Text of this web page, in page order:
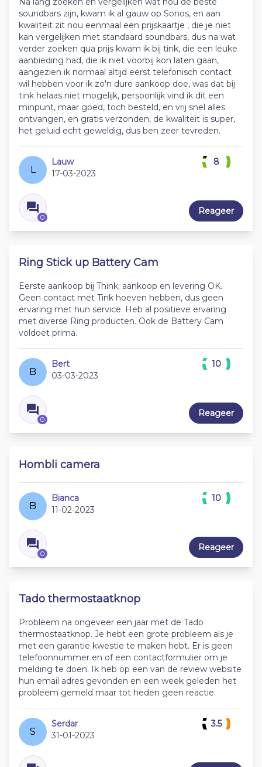
soundbars zijn, kwam ik al gauw op Sonos, en aan
kwaliteit zit nou eenmaal een prijskaartje , die je niet
kan vergelijken met standaard soundbars, dus na wat
verder zoeken qua prijs kwam ik bij tink, die een leuke
aanbieding had, die ik niet voorbij kon laten gaan,
aangezien ik normaal altijd eerst telefonisch contact
wil hebben voor ik zo'n dure aankoop doe, was dat bij
tink helaas niet mogelijk, persoonlijk vind ik dit een
minpunt, maar goed, toch besteld, en vrij snel alles
ontvangen, en gratis verzonden, de kwaliteit is super,
het geluid echt geweldig, dus ben zeer tevreden.
L
Lauw
17-03-2023
0
8
Reageer
Ring Stick up Battery Cam
Eerste aankoop bij Think; aankoop en levering OK.
Geen contact met Tink hoeven hebben, dus geen
ervaring met hun service. Heb al positieve ervaring
met diverse Ring producten. Ook de Battery Cam
voldoet prima.
B
Bert
03-03-2023
0
10
Reageer
Hombli camera
B
Bianca
11-02-2023
0
10
Reageer
Tado thermostaatknop
Probleem na ongeveer een jaar met de Tado
thermostaatknop. Je hebt een grote probleem als je
met een garantie kwestie te maken hebt. Er is geen
telefoonnummer en of een contactformulier om je
melding te doen. Ik heb op een van de review website
hun email adres gevonden en een week geleden het
probleem gemeld maar tot heden geen reactie.
S
Serdar
31-01-2023
3.5